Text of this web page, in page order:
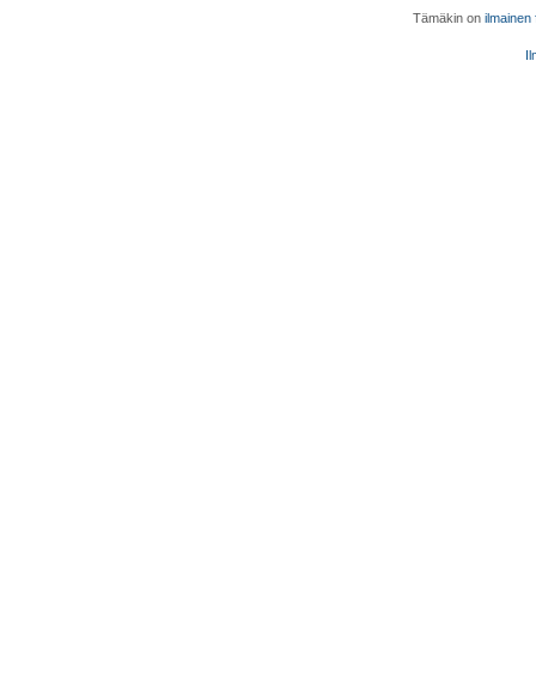
Tämäkin on ilmainen